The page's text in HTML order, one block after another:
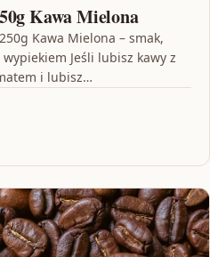
Kawa Mielona
Kawa Mielona – smak,
Jeśli lubisz kawy z
i lubisz…